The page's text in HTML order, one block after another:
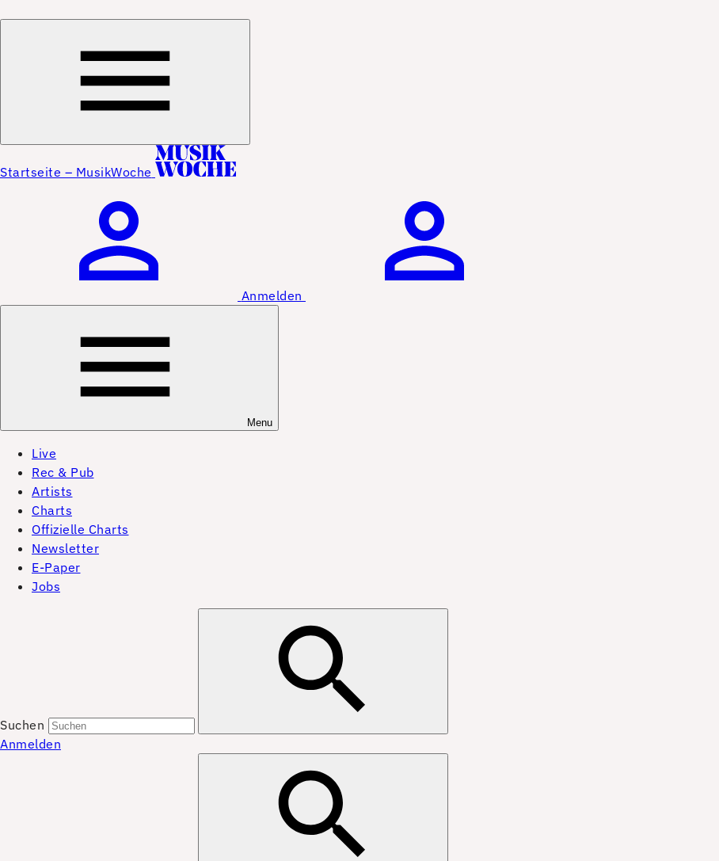
Startseite – MusikWoche
Anmelden
Menu
Live
Rec & Pub
Artists
Charts
Offizielle Charts
Newsletter
E-Paper
Jobs
Suchen
Anmelden